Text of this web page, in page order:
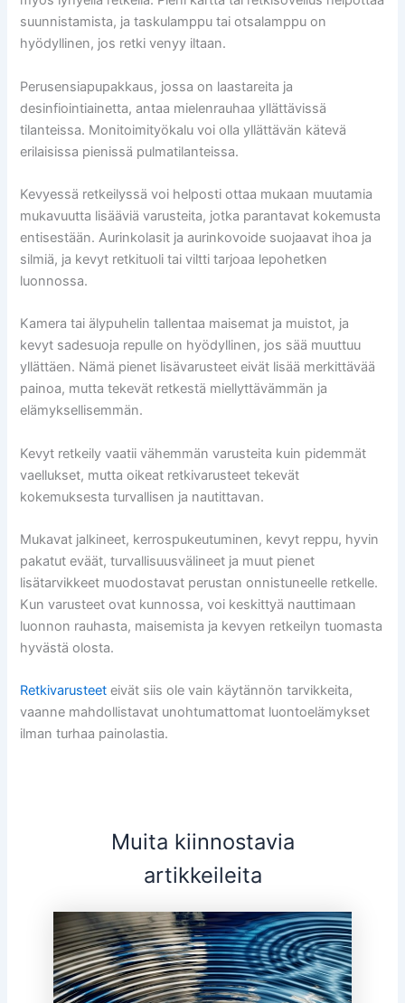
suunnistamista, ja taskulamppu tai otsalamppu on
hyödyllinen, jos retki venyy iltaan.
Perusensiapupakkaus, jossa on laastareita ja
desinfiointiainetta, antaa mielenrauhaa yllättävissä
tilanteissa. Monitoimityökalu voi olla yllättävän kätevä
erilaisissa pienissä pulmatilanteissa.
Kevyessä retkeilyssä voi helposti ottaa mukaan muutamia
mukavuutta lisääviä varusteita, jotka parantavat kokemusta
entisestään. Aurinkolasit ja aurinkovoide suojaavat ihoa ja
silmiä, ja kevyt retkituoli tai viltti tarjoaa lepohetken
luonnossa.
Kamera tai älypuhelin tallentaa maisemat ja muistot, ja
kevyt sadesuoja repulle on hyödyllinen, jos sää muuttuu
yllättäen. Nämä pienet lisävarusteet eivät lisää merkittävää
painoa, mutta tekevät retkestä miellyttävämmän ja
elämyksellisemmän.
Kevyt retkeily vaatii vähemmän varusteita kuin pidemmät
vaellukset, mutta oikeat retkivarusteet tekevät
kokemuksesta turvallisen ja nautittavan.
Mukavat jalkineet, kerrospukeutuminen, kevyt reppu, hyvin
pakatut eväät, turvallisuusvälineet ja muut pienet
lisätarvikkeet muodostavat perustan onnistuneelle retkelle.
Kun varusteet ovat kunnossa, voi keskittyä nauttimaan
luonnon rauhasta, maisemista ja kevyen retkeilyn tuomasta
hyvästä olosta.
Retkivarusteet eivät siis ole vain käytännön tarvikkeita,
vaanne mahdollistavat unohtumattomat luontoelämykset
ilman turhaa painolastia.
Muita kiinnostavia
artikkeileita